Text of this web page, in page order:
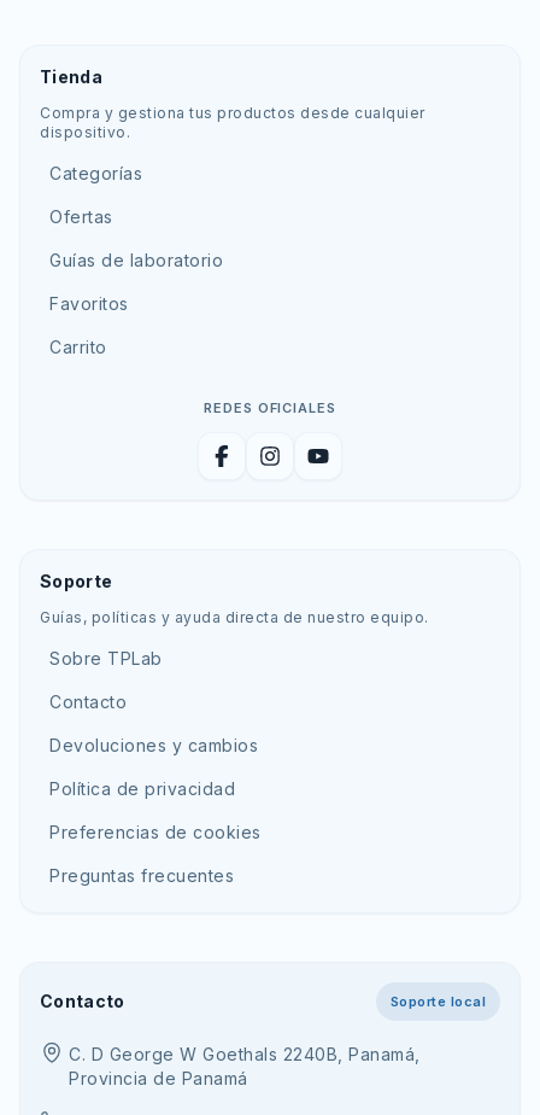
Tienda
Compra y gestiona tus productos desde cualquier
dispositivo.
Categorías
Ofertas
Guías de laboratorio
Favoritos
Carrito
REDES OFICIALES
Facebook
InstagramYouTube
Soporte
Guías, políticas y ayuda directa de nuestro equipo.
Sobre TPLab
Contacto
Devoluciones y cambios
Política de privacidad
Preferencias de cookies
Preguntas frecuentes
Contacto Soporte local
C. D George W Goethals 2240B, Panamá,
Provincia de Panamá